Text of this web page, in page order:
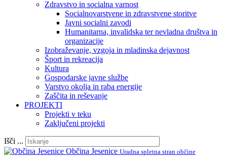
Zdravstvo in socialna varnost
Socialnovarstvene in zdravstvene storitve
Javni socialni zavodi
Humanitarna, invalidska ter nevladna društva in
organizacije
Izobraževanje, vzgoja in mladinska dejavnost
Šport in rekreacija
Kultura
Gospodarske javne službe
Varstvo okolja in raba energije
Zaščita in reševanje
PROJEKTI
Projekti v teku
Zaključeni projekti
Išči ...
Občina Jesenice Uradna spletna stran občine